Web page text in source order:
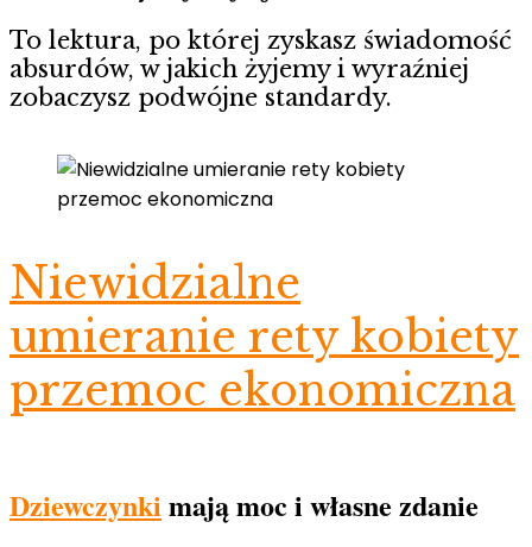
To lektura, po której zyskasz świadomość
absurdów, w jakich żyjemy i wyraźniej
zobaczysz podwójne standardy.
Niewidzialne
umieranie rety kobiety
przemoc ekonomiczna
Dziewczynki mają moc i własne zdanie